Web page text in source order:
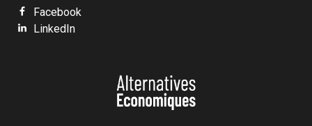
Facebook
LinkedIn